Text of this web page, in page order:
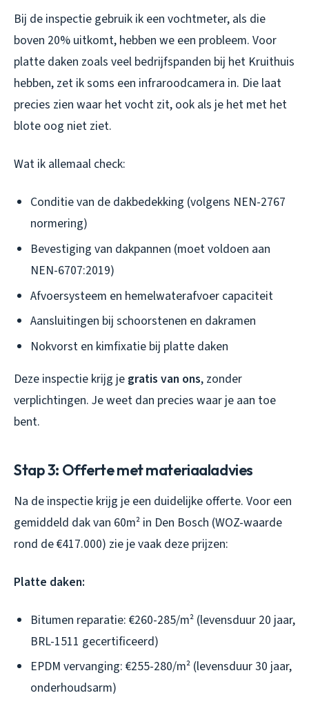
Bij de inspectie gebruik ik een vochtmeter, als die
boven 20% uitkomt, hebben we een probleem. Voor
platte daken zoals veel bedrijfspanden bij het Kruithuis
hebben, zet ik soms een infraroodcamera in. Die laat
precies zien waar het vocht zit, ook als je het met het
blote oog niet ziet.
Wat ik allemaal check:
Conditie van de dakbedekking (volgens NEN-2767
normering)
Bevestiging van dakpannen (moet voldoen aan
NEN-6707:2019)
Afvoersysteem en hemelwaterafvoer capaciteit
Aansluitingen bij schoorstenen en dakramen
Nokvorst en kimfixatie bij platte daken
Deze inspectie krijg je gratis van ons, zonder
verplichtingen. Je weet dan precies waar je aan toe
bent.
Stap 3: Offerte met materiaaladvies
Na de inspectie krijg je een duidelijke offerte. Voor een
gemiddeld dak van 60m² in Den Bosch (WOZ-waarde
rond de €417.000) zie je vaak deze prijzen:
Platte daken:
Bitumen reparatie: €260-285/m² (levensduur 20 jaar,
BRL-1511 gecertificeerd)
EPDM vervanging: €255-280/m² (levensduur 30 jaar,
onderhoudsarm)